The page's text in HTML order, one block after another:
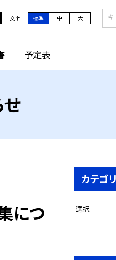
文字 標準 中 大
予定表
につ
カテゴリ